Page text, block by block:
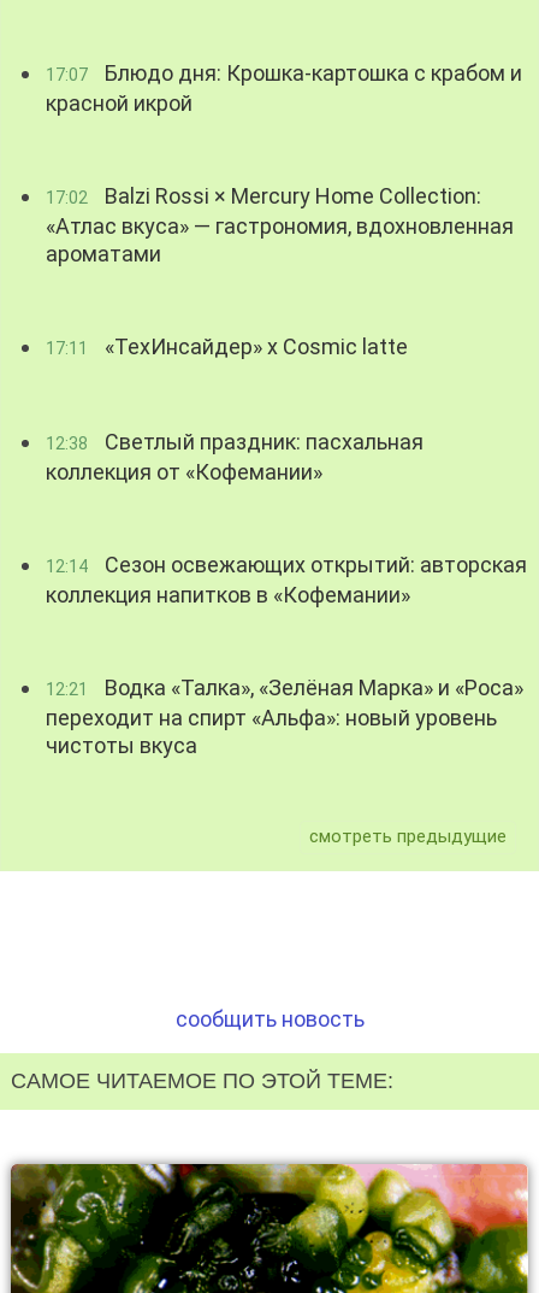
17:07
Блюдо дня: Крошка-картошка с крабом и
красной икрой
17:02
Balzi Rossi × Mercury Home Collection:
«Атлас вкуса» — гастрономия, вдохновленная
ароматами
17:11 «ТехИнсайдер» х Cosmic latte
12:38
Светлый праздник: пасхальная
коллекция от «Кофемании»
12:14
Сезон освежающих открытий: авторская
коллекция напитков в «Кофемании»
12:21
Водка «Талка», «Зелёная Марка» и «Роса»
переходит на спирт «Альфа»: новый уровень
чистоты вкуса
смотреть предыдущие
сообщить новость
САМОЕ ЧИТАЕМОЕ ПО ЭТОЙ ТЕМЕ: